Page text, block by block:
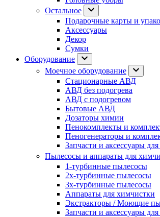
Остальное
Подарочные карты и
Аксессуары
Декор
Сумки
Оборудование
Моечное оборудование
Стационарные АВД
АВД без подогрева
АВД с подогревом
Бытовые АВД
Дозаторы химии
Пенокомплекты и
Пеногенераторы и
Запчасти и аксессуары
Пылесосы и аппараты для
1-турбинные пылесосы
2х-турбинные пылесосы
3х-турбинные пылесосы
Аппараты для химчистки
Экстракторы / Моющие
Запчасти и аксессуары